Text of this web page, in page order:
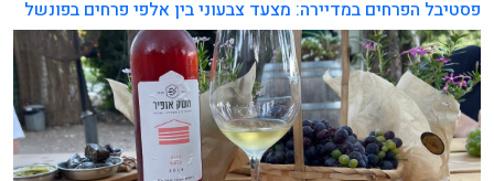
הפרחים במדיירה: מצעד צבעוני בין אלפי פרחים בפונשל